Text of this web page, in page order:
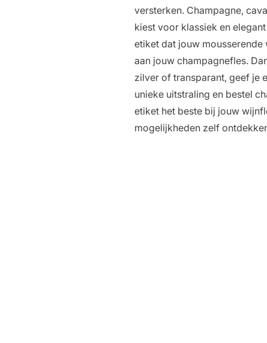
versterken. Champagne,
kiest voor klassiek en
etiket dat jouw
aan jouw champagnefles.
zilver of transparant, geef je
unieke uitstraling en bestel
etiket het beste bij jouw
mogelijkheden zelf